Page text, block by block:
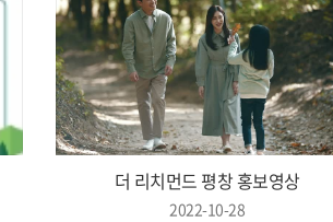
더 리치먼드 평창 홍보영상
2022-10-28